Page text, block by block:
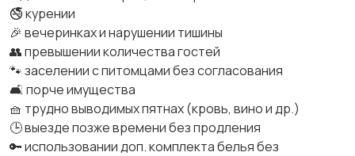
🚭 курении
🎉 вечеринках и нарушении тишины
👥 превышении количества гостей
🐾 заселении с питомцами без согласования
🛋 порче имущества
🧺 трудно выводимых пятнах (кровь, вино и др.)
🕒 выезде позже времени без продления
🔑 использовании доп. комплекта белья без